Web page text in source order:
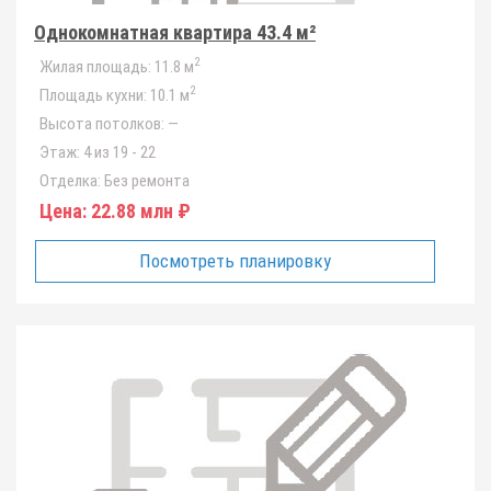
Однокомнатная квартира 43.4 м²
Жилая площадь: 11.8 м2
Площадь кухни: 10.1 м2
Высота потолков: —
Этаж: 4 из 19 - 22
Отделка: Без ремонта
Цена: 22.88 млн ₽
Посмотреть планировку